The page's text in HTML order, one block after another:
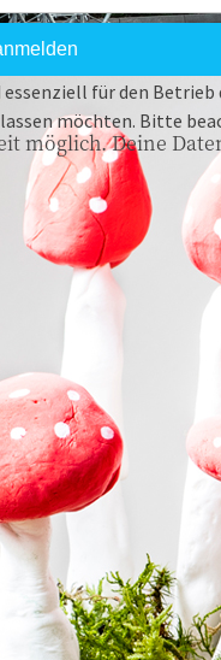
möglich. Deine
27793
09:00-
26160 BAD
Mühlenstr. 5-7
MO-SA09:00-
SO11:00-17:00
für den
möchten. Bitte